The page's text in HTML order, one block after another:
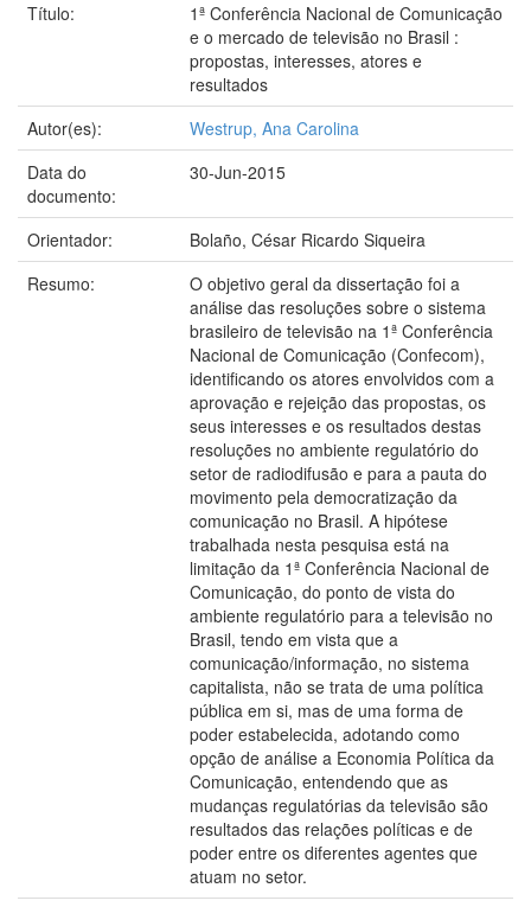
Título:
1ª Conferência Nacional de Comunicação
e o mercado de televisão no Brasil :
propostas, interesses, atores e
resultados
Autor(es):
Westrup, Ana Carolina
Data do
documento:
30-Jun-2015
Orientador:
Bolaño, César Ricardo Siqueira
Resumo:
O objetivo geral da dissertação foi a
análise das resoluções sobre o sistema
brasileiro de televisão na 1ª Conferência
Nacional de Comunicação (Confecom),
identificando os atores envolvidos com a
aprovação e rejeição das propostas, os
seus interesses e os resultados destas
resoluções no ambiente regulatório do
setor de radiodifusão e para a pauta do
movimento pela democratização da
comunicação no Brasil. A hipótese
trabalhada nesta pesquisa está na
limitação da 1ª Conferência Nacional de
Comunicação, do ponto de vista do
ambiente regulatório para a televisão no
Brasil, tendo em vista que a
comunicação/informação, no sistema
capitalista, não se trata de uma política
pública em si, mas de uma forma de
poder estabelecida, adotando como
opção de análise a Economia Política da
Comunicação, entendendo que as
mudanças regulatórias da televisão são
resultados das relações políticas e de
poder entre os diferentes agentes que
atuam no setor.